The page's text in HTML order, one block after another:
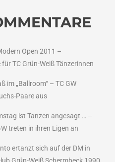
Open 2011 –
TC Grün-Weiß Tänzerinnen
im „Ballroom“ – TC GW
Paare aus
ist Tanzen angesagt … –
treten in ihren Ligen an
ertanzt sich auf der DM in